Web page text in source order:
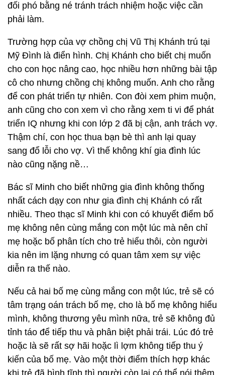
đối phó bằng né tránh trách nhiệm hoặc việc cần
phải làm.
Trường hợp của vợ chồng chị Vũ Thị Khánh trú tại
Mỹ Đình là điển hình. Chị Khánh cho biết chị muốn
cho con học nâng cao, học nhiều hơn những bài tập
cô cho nhưng chồng chị không muốn. Anh cho rằng
để con phát triển tự nhiên. Con đòi xem phim muộn,
anh cũng cho con xem vì cho rằng xem ti vi để phát
triển IQ nhưng khi con lớp 2 đã bị cận, anh trách vợ.
Thậm chí, con học thua bạn bè thì anh lại quay
sang đổ lỗi cho vợ. Vì thế không khí gia đình lúc
nào cũng nặng nề…
Bác sĩ Minh cho biết những gia đình không thống
nhất cách dạy con như gia đình chị Khánh có rất
nhiều. Theo thạc sĩ Minh khi con có khuyết điểm bố
mẹ không nên cùng mắng con một lúc mà nên chỉ
mẹ hoặc bố phân tích cho trẻ hiểu thôi, còn người
kia nên im lặng nhưng có quan tâm xem sự việc
diễn ra thế nào.
Nếu cả hai bố mẹ cùng mắng con một lúc, trẻ sẽ có
tâm trạng oán trách bố mẹ, cho là bố mẹ không hiểu
mình, không thương yêu mình nữa, trẻ sẽ không đủ
tỉnh táo để tiếp thu và phân biệt phải trái. Lúc đó trẻ
hoặc là sẽ rất sợ hãi hoặc lì lợm không tiếp thu ý
kiến của bố mẹ. Vào một thời điểm thích hợp khác
khi trẻ đã bình tĩnh thì người còn lại có thể nói thêm